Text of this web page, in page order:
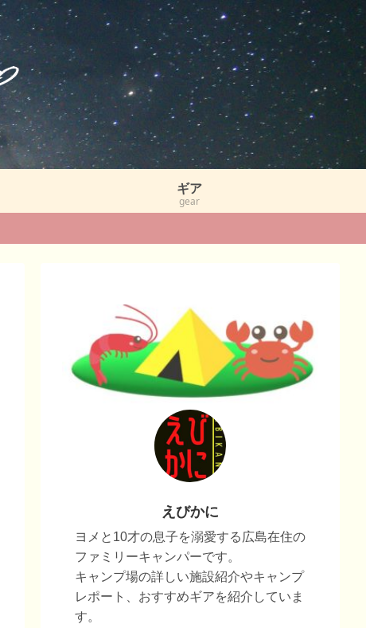
ギア
gear
えびかに
ヨメと10才の息子を溺愛する広島在住の
ファミリーキャンパーです。
キャンプ場の詳しい施設紹介やキャンプ
レポート、おすすめギアを紹介していま
す。